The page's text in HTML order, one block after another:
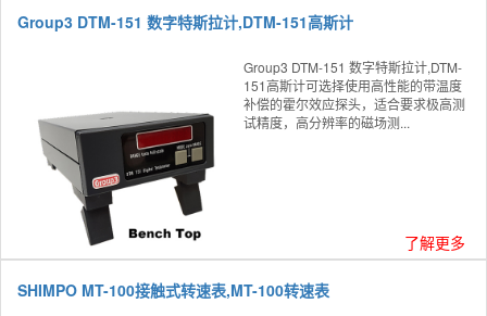
Group3 DTM-151 数字特斯拉计,DTM-151高斯计
Group3 DTM-151 数字特斯拉计,DTM-
151高斯计可选择使用高性能的带温度
补偿的霍尔效应探头，适合要求极高测
试精度，高分辨率的磁场测...
了解更多
SHIMPO MT-100接触式转速表,MT-100转速表